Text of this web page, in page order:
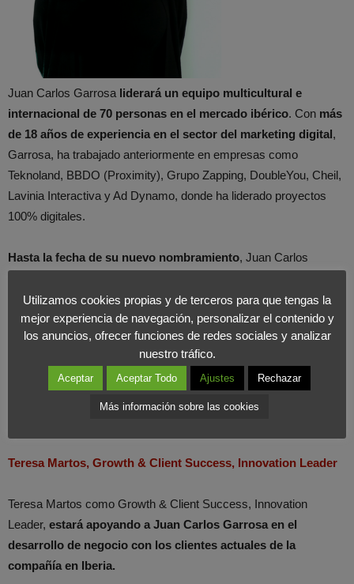
Juan Carlos Garrosa liderará un equipo multicultural e
internacional de 70 personas en el mercado ibérico. Con más
de 18 años de experiencia en el sector del marketing digital,
Garrosa, ha trabajado anteriormente en empresas como
Teknoland, BBDO (Proximity), Grupo Zapping, DoubleYou, Cheil,
Lavinia Interactiva y Ad Dynamo, donde ha liderado proyectos
100% digitales.
Hasta la fecha de su nuevo nombramiento, Juan Carlos
Innovation Leader en Findasense España . JoséRamón López
Grañeda, Global Company Lead, Innovation Leader,ha
calificado a Garrosa como“unprofesional senior, que ha
, desde sus inicios,
y ha evolucionado siempre, de la mano de este negocio. Además,
experiencia multisectorial
, Juan Carlos cuenta con
Teresa Martos, Growth & Client Success, Innovation Leader
Teresa Martos como Growth & Client Success, Innovation
Leader, estará apoyando a Juan Carlos Garrosa en el
desarrollo de negocio con los clientes actuales de la
compañía en Iberia.
Utilizamos cookies propias y de terceros para que tengas la
mejor experiencia de navegación, personalizar el contenido y
los anuncios, ofrecer funciones de redes sociales y analizar
nuestro tráfico.
Aceptar Aceptar Todo Ajustes Rechazar
Más información sobre las cookies